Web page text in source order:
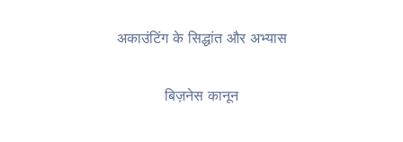
अकाउंटिंग के सिद्धांत और अभ्यास
बिज़नेस कानून